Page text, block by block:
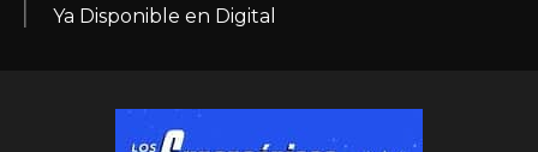
HBO Max
Ya Disponible en Digital